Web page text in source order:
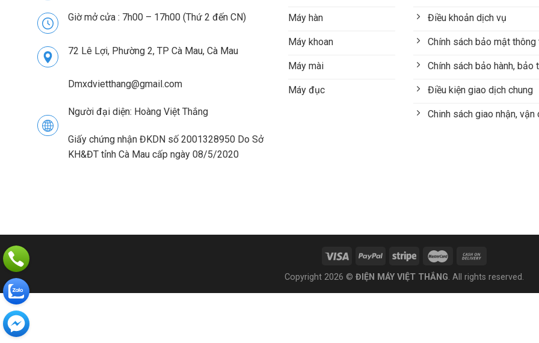
Giờ mở cửa : 7h00 – 17h00 (Thứ 2 đến CN)
72 Lê Lợi, Phường 2, TP Cà Mau, Cà Mau
Dmxdvietthang@gmail.com
Người đại diện: Hoàng Việt Thắng
Giấy chứng nhận ĐKDN số 2001328950 Do Sở
KH&ĐT tỉnh Cà Mau cấp ngày 08/5/2020
Máy hàn
Máy khoan
Máy mài
Máy đục
Điều khoản dịch vụ
Chính sách bảo mật thông
Chính sách bảo hành, bảo
Điều kiện giao dịch chung
Chinh sách giao nhận, vận
Copyright 2026 © ĐIỆN MÁY VIỆT THẮNG. All rights reserved.